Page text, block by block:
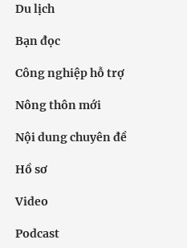
Du lịch
Bạn đọc
Công nghiệp hỗ trợ
Nông thôn mới
Nội dung chuyên đề
Hồ sơ
Video
Podcast